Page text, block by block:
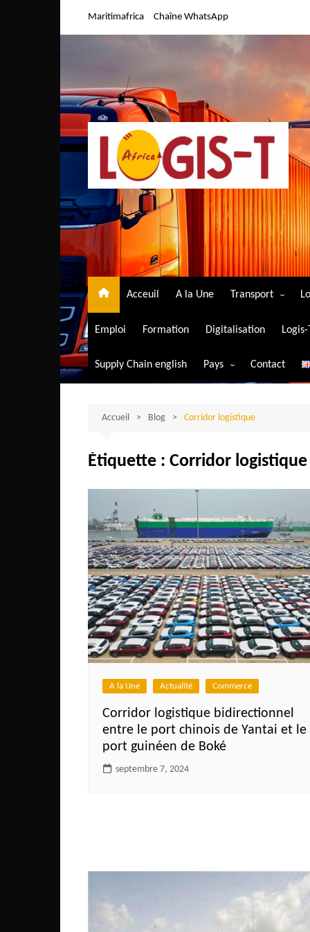
Maritimafrica Chaîne WhatsApp
Acceuil A la Une Transport
Transport aérien
Transport
Transport routier
Emploi Formation Digitalisation
Supply Chain english Pays
Algérie
Bénin
Burkina-Faso
Bostwana
Cameroun
Centrafrique
Comores
Côte d’Ivoire
Djibouti
Gabon
Gambie
Liberia
Contact
Accueil Blog Corridor logistique
Étiquette : Corridor logistique
A la Une Actualité Commerce
Corridor logistique bidirectionnel
entre le port chinois de Yantai et le
port guinéen de Boké
septembre 7, 2024